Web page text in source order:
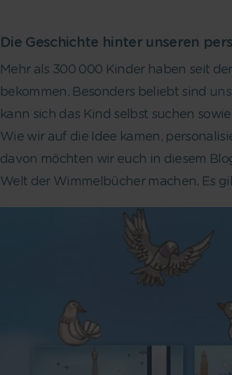
Die Geschichte hinter unseren
Mehr als 300 000 Kinder haben seit
bekommen. Besonders beliebt sind
kann sich das Kind selbst suchen
Wie wir auf die Idee kamen,
davon möchten wir euch in diesem
Welt der Wimmelbücher machen. Es